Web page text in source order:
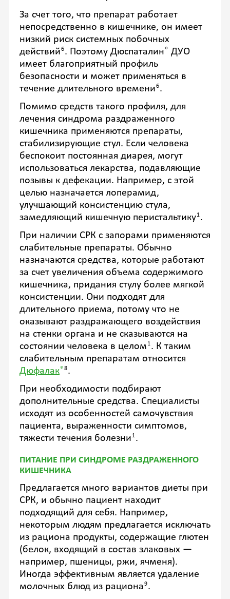
За счет того, что препарат работает
непосредственно в кишечнике, он имеет
низкий риск системных побочных
действий6. Поэтому Дюспаталин® ДУО
имеет благоприятный профиль
безопасности и может применяться в
течение длительного времени6.
Помимо средств такого профиля, для
лечения синдрома раздраженного
кишечника применяются препараты,
стабилизирующие стул. Если человека
беспокоит постоянная диарея, могут
использоваться лекарства, подавляющие
позывы к дефекации. Например, с этой
целью назначается лоперамид,
улучшающий консистенцию стула,
замедляющий кишечную перистальтику1.
При наличии СРК с запорами применяются
слабительные препараты. Обычно
назначаются средства, которые работают
за счет увеличения объема содержимого
кишечника, придания стулу более мягкой
консистенции. Они подходят для
длительного приема, потому что не
оказывают раздражающего воздействия
на стенки органа и не сказываются на
состоянии человека в целом 1. К таким
слабительным препаратам относится
Дюфалак®8.
При необходимости подбирают
дополнительные средства. Специалисты
исходят из особенностей самочувствия
пациента, выраженности симптомов,
тяжести течения болезни 1.
ПИТАНИЕ ПРИ СИНДРОМЕ РАЗДРАЖЕННОГО
КИШЕЧНИКА
Предлагается много вариантов диеты при
СРК, и обычно пациент находит
подходящий для себя. Например,
некоторым людям предлагается исключать
из рациона продукты, содержащие глютен
(белок, входящий в состав злаковых —
например, пшеницы, ржи, ячменя).
Иногда эффективным является удаление
молочных блюд из рациона9.